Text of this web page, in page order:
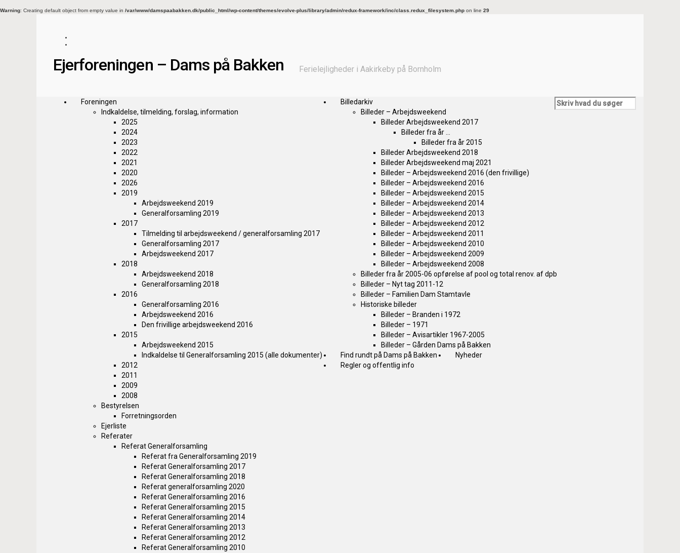
Warning: Creating default object from empty value in /var/www/damspaabakken.dk/public_html/wp-content/themes/evolve-plus/library/admin/redux-framework/inc/class.redux_filesystem.php on line 29
Ejerforeningen – Dams på Bakken Ferielejligheder i Aakirkeby på Bornholm
Foreningen
Indkaldelse, tilmelding, forslag, information
2025
2024
2023
2022
2021
2020
2026
2019
Arbejdsweekend 2019
Generalforsamling 2019
2017
Tilmelding til arbejdsweekend / generalforsamling 2017
Generalforsamling 2017
Arbejdsweekend 2017
2018
Arbejdsweekend 2018
Generalforsamling 2018
2016
Generalforsamling 2016
Arbejdsweekend 2016
Den frivillige arbejdsweekend 2016
2015
Arbejdsweekend 2015
Indkaldelse til Generalforsamling 2015 (alle dokumenter)
2012
2011
2009
2008
Bestyrelsen
Forretningsorden
Ejerliste
Referater
Referat Generalforsamling
Referat fra Generalforsamling 2019
Referat Generalforsamling 2017
Referat Generalforsamling 2018
Referat generalforsamling 2020
Referat Generalforsamling 2016
Referat Generalforsamling 2015
Referat Generalforsamling 2014
Referat Generalforsamling 2013
Referat Generalforsamling 2012
Referat Generalforsamling 2010
Billedarkiv
Billeder – Arbejdsweekend
Billeder Arbejdsweekend 2017
Billeder fra år …
Billeder fra år 2015
Billeder Arbejdsweekend 2018
Billeder Arbejdsweekend maj 2021
Billeder – Arbejdsweekend 2016 (den frivillige)
Billeder – Arbejdsweekend 2016
Billeder – Arbejdsweekend 2015
Billeder – Arbejdsweekend 2014
Billeder – Arbejdsweekend 2013
Billeder – Arbejdsweekend 2012
Billeder – Arbejdsweekend 2011
Billeder – Arbejdsweekend 2010
Billeder – Arbejdsweekend 2009
Billeder – Arbejdsweekend 2008
Billeder fra år 2005-06 opførelse af pool og total renov. af dpb
Billeder – Nyt tag 2011-12
Billeder – Familien Dam Stamtavle
Historiske billeder
Billeder – Branden i 1972
Billeder – 1971
Billeder – Avisartikler 1967-2005
Billeder – Gården Dams på Bakken
Find rundt på Dams på Bakken
Nyheder
Regler og offentlig info